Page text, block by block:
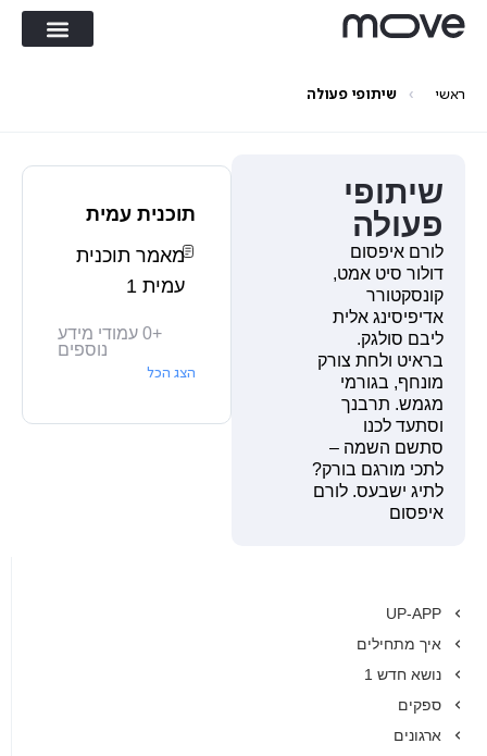
ראשי › שיתופי פעולה
UP-APP
איך מתחילים
נושא חדש 1
ספקים
ארגונים
שיתופי
פעולה
לורם איפסום
דולור סיט אמט,
קונסקטורר
אדיפיסינג אלית
ליבם סולגק.
בראיט ולחת צורק
מונחף, בגורמי
מגמש. תרבנך
וסתעד לכנו
סתשם השמה –
לתכי מורגם בורק?
לתיג ישבעס. לורם
איפסום
תוכנית עמית
מאמר תוכנית
עמית 1
+
0 עמודי מידע
נוספים
הצג הכל